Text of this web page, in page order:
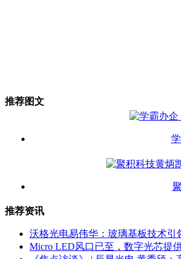
推荐图文
推荐资讯
沃格光电易伟华：玻璃基板技术
Micro LED风口已至，数字光芯提